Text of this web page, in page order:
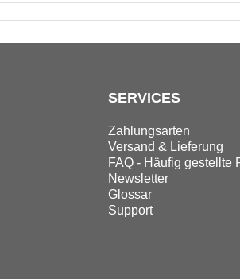
SERVICES
Zahlungsarten
Versand & Lieferung
FAQ - Häufig gestellte
Newsletter
Glossar
Support